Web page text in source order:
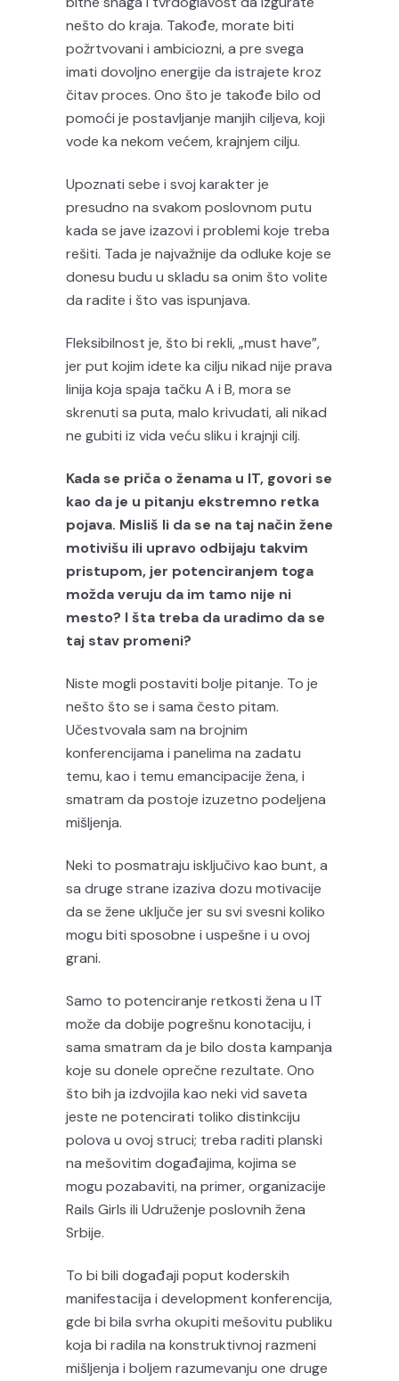
nešto do kraja. Takođe, morate biti
požrtvovani i ambiciozni, a pre svega
imati dovoljno energije da istrajete kroz
čitav proces. Ono što je takođe bilo od
pomoći je postavljanje manjih ciljeva, koji
vode ka nekom većem, krajnjem cilju.
Upoznati sebe i svoj karakter je
presudno na svakom poslovnom putu
kada se jave izazovi i problemi koje treba
rešiti. Tada je najvažnije da odluke koje se
donesu budu u skladu sa onim što volite
da radite i što vas ispunjava.
Fleksibilnost je, što bi rekli, „must have”,
jer put kojim idete ka cilju nikad nije prava
linija koja spaja tačku A i B, mora se
skrenuti sa puta, malo krivudati, ali nikad
ne gubiti iz vida veću sliku i krajnji cilj.
Kada se priča o ženama u IT, govori se
kao da je u pitanju ekstremno retka
pojava. Misliš li da se na taj način žene
motivišu ili upravo odbijaju takvim
pristupom, jer potenciranjem toga
možda veruju da im tamo nije ni
mesto? I šta treba da uradimo da se
taj stav promeni?
Niste mogli postaviti bolje pitanje. To je
nešto što se i sama često pitam.
Učestvovala sam na brojnim
konferencijama i panelima na zadatu
temu, kao i temu emancipacije žena, i
smatram da postoje izuzetno podeljena
mišljenja.
Neki to posmatraju isključivo kao bunt, a
sa druge strane izaziva dozu motivacije
da se žene uključe jer su svi svesni koliko
mogu biti sposobne i uspešne i u ovoj
grani.
Samo to potenciranje retkosti žena u IT
može da dobije pogrešnu konotaciju, i
sama smatram da je bilo dosta kampanja
koje su donele oprečne rezultate. Ono
što bih ja izdvojila kao neki vid saveta
jeste ne potencirati toliko distinkciju
polova u ovoj struci; treba raditi planski
na mešovitim događajima, kojima se
mogu pozabaviti, na primer, organizacije
Rails Girls ili Udruženje poslovnih žena
Srbije.
To bi bili događaji poput koderskih
manifestacija i development konferencija,
gde bi bila svrha okupiti mešovitu publiku
koja bi radila na konstruktivnoj razmeni
mišljenja i boljem razumevanju one druge